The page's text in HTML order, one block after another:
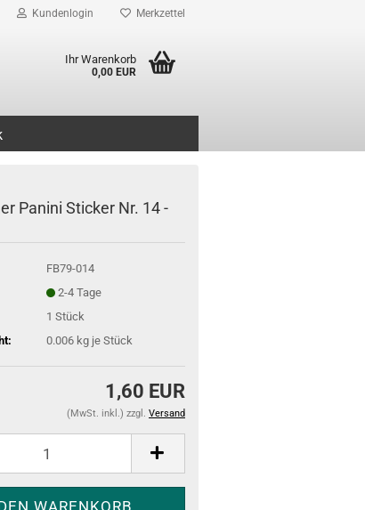
Kundenlogin Merkzettel
Ihr Warenkorb
0,00 EUR
Panini Sticker Nr. 14 -
FB79-014
2-4 Tage
1 Stück
0.006kg je Stück
1,60 EUR
(MwSt. inkl.) zzgl. Versand